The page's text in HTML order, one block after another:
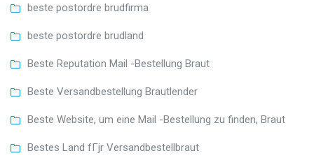
beste postordre brudfirma
beste postordre brudland
Beste Reputation Mail -Bestellung Braut
Beste Versandbestellung Brautlender
Beste Website, um eine Mail -Bestellung zu finden, Braut
Bestes Land fГјr Versandbestellbraut